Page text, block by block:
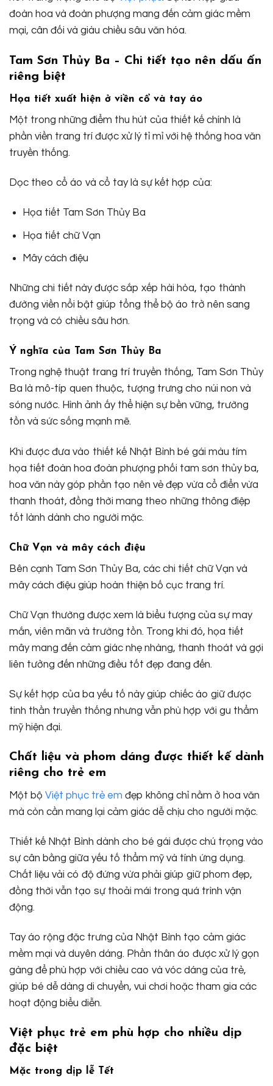
đoàn hoa và đoàn phượng mang đến cảm giác mềm
mại, cân đối và giàu chiều sâu văn hóa.
Tam Sơn Thủy Ba – Chi tiết tạo nên dấu ấn
riêng biệt
Họa tiết xuất hiện ở viền cổ và tay áo
Một trong những điểm thu hút của thiết kế chính là
phần viền trang trí được xử lý tỉ mỉ với hệ thống hoa văn
truyền thống.
Dọc theo cổ áo và cổ tay là sự kết hợp của:
Họa tiết Tam Sơn Thủy Ba
Họa tiết chữ Vạn
Mây cách điệu
Những chi tiết này được sắp xếp hài hòa, tạo thành
đường viền nổi bật giúp tổng thể bộ áo trở nên sang
trọng và có chiều sâu hơn.
Ý nghĩa của Tam Sơn Thủy Ba
Trong nghệ thuật trang trí truyền thống, Tam Sơn Thủy
Ba là mô-típ quen thuộc, tượng trưng cho núi non và
sóng nước. Hình ảnh ấy thể hiện sự bền vững, trường
tồn và sức sống mạnh mẽ.
Khi được đưa vào thiết kế Nhật Bình bé gái màu tím
họa tiết đoàn hoa đoàn phượng phối tam sơn thủy ba,
hoa văn này góp phần tạo nên vẻ đẹp vừa cổ điển vừa
thanh thoát, đồng thời mang theo những thông điệp
tốt lành dành cho người mặc.
Chữ Vạn và mây cách điệu
Bên cạnh Tam Sơn Thủy Ba, các chi tiết chữ Vạn và
mây cách điệu giúp hoàn thiện bố cục trang trí.
Chữ Vạn thường được xem là biểu tượng của sự may
mắn, viên mãn và trường tồn. Trong khi đó, họa tiết
mây mang đến cảm giác nhẹ nhàng, thanh thoát và gợi
liên tưởng đến những điều tốt đẹp đang đến.
Sự kết hợp của ba yếu tố này giúp chiếc áo giữ được
tinh thần truyền thống nhưng vẫn phù hợp với gu thẩm
mỹ hiện đại.
Chất liệu và phom dáng được thiết kế dành
riêng cho trẻ em
Một bộ Việt phục trẻ em đẹp không chỉ nằm ở hoa văn
mà còn cần mang lại cảm giác dễ chịu cho người mặc.
Thiết kế Nhật Bình dành cho bé gái được chú trọng vào
sự cân bằng giữa yếu tố thẩm mỹ và tính ứng dụng.
Chất liệu vải có độ đứng vừa phải giúp giữ phom đẹp,
đồng thời vẫn tạo sự thoải mái trong quá trình vận
động.
Tay áo rộng đặc trưng của Nhật Bình tạo cảm giác
mềm mại và duyên dáng. Phần thân áo được xử lý gọn
gàng để phù hợp với chiều cao và vóc dáng của trẻ,
giúp bé dễ dàng di chuyển, vui chơi hoặc tham gia các
hoạt động biểu diễn.
Việt phục trẻ em phù hợp cho nhiều dịp
đặc biệt
Mặc trong dịp lễ Tết